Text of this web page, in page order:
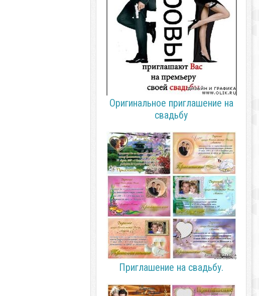
Оригинальное приглашение на
свадьбу
Приглашение на свадьбу.